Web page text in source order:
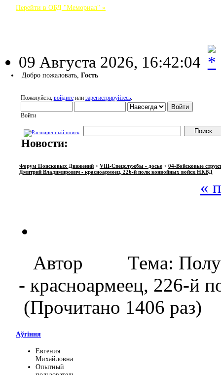
Перейти в ОБД "Мемориал" »
09 Августа 2026, 16:42:04
Добро пожаловать,Гость
Пожалуйста, войдитеили зарегистрируйтесь.
Войти
Новости:
Форум Поисковых Движений> VIII-Спецслужбы - досье> 04-Войсковые
Дмитрий Владимирович - красноармеец, 226-й полк конвойных войск НКВД
«
Автор
Тема:
- красноармеец, 226-й
(Прочитано 1406 раз)
Aўгiння
Евгения
Михайловна
Опытный